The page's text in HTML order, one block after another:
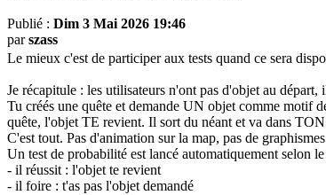
Publié : Dim 3 Mai 2026 19:46
parszass
Le mieux c'est de participer aux tests quand ce sera
Je récapitule : les utilisateurs n'ont pas d'objet au
Tu créés une quête et demande UN objet comme motif
quête, l'objet TE revient. Il sort du néant et va dans
C'est tout. Pas d'animation sur la map, pas de
Un test de probabilité est lancé automatiquement selon
- il réussit : l'objet te revient
- il foire : t'as pas l'objet demandé